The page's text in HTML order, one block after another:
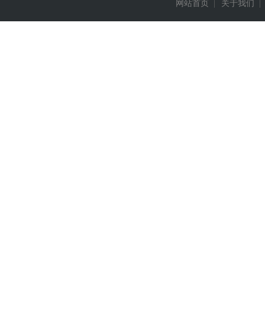
网站首页 关于我们